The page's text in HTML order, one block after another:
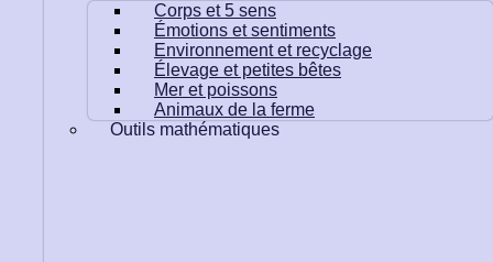
Corps et 5 sens
Émotions et sentiments
Environnement et recyclage
Élevage et petites bêtes
Mer et poissons
Animaux de la ferme
Outils mathématiques